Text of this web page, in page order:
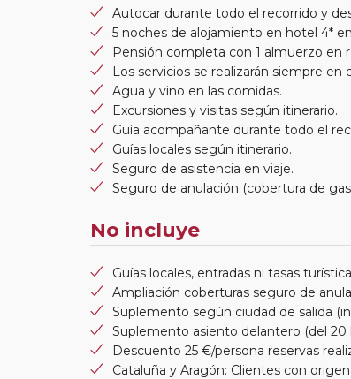
Autocar durante todo el recorrido y
5 noches de alojamiento en hotel 4*
Pensión completa con 1 almuerzo en
Los servicios se realizarán siempre
Agua y vino en las comidas.
Excursiones y visitas según itinerario.
Guía acompañante durante todo el
Guías locales según itinerario.
Seguro de asistencia en viaje.
Seguro de anulación (cobertura de
No incluye
Guías locales, entradas ni tasas
Ampliación coberturas seguro de
Suplemento según ciudad de salida
Suplemento asiento delantero (del 20
Descuento 25 €/persona reservas
Cataluña y Aragón: Clientes con